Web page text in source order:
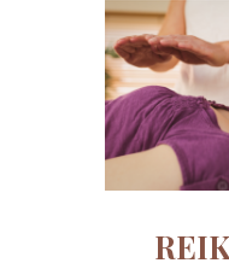
CONTATO
ÁREA DE
LOGIN